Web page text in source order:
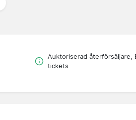
Auktoriserad återförsäljare,
tickets